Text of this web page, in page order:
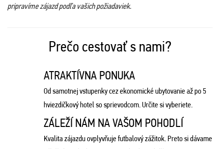
pripravíme zájazd podľa vašich požiadaviek.
Prečo cestovať s nami?
ATRAKTÍVNA PONUKA
Od samotnej vstupenky cez ekonomické ubytovanie až po 5
hviezdičkový hotel so sprievodcom. Určite si vyberiete.
ZÁLEŽÍ NÁM NA VAŠOM POHODLÍ
Kvalita zájazdu ovplyvňuje futbalový zážitok. Preto si dávame